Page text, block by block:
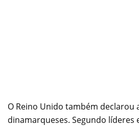
O Reino Unido também declarou
dinamarqueses. Segundo líderes